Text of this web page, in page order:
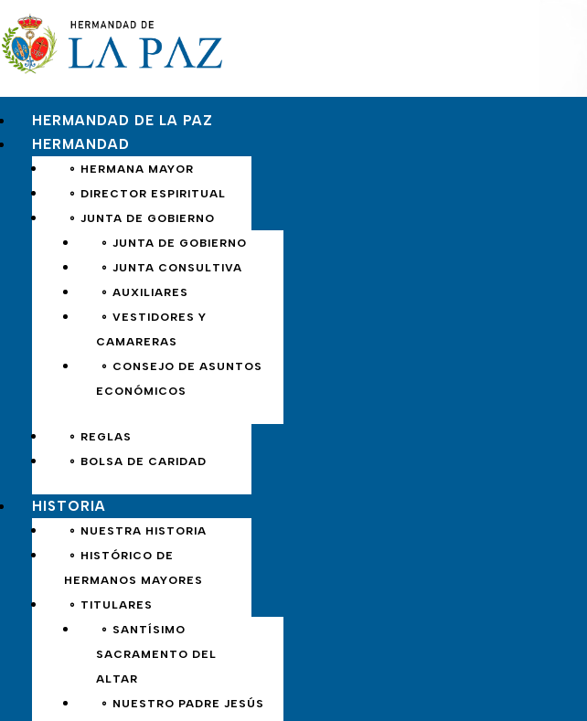
HERMANDAD DE LA PAZ
HERMANDAD
∘ HERMANA MAYOR
∘ DIRECTOR ESPIRITUAL
∘ JUNTA DE GOBIERNO
∘ JUNTA DE GOBIERNO
∘ JUNTA CONSULTIVA
∘ AUXILIARES
∘ VESTIDORES Y
CAMARERAS
∘ CONSEJO DE ASUNTOS
ECONÓMICOS
∘ REGLAS
∘ BOLSA DE CARIDAD
HISTORIA
∘ NUESTRA HISTORIA
∘ HISTÓRICO DE
HERMANOS MAYORES
∘ TITULARES
∘ SANTÍSIMO
SACRAMENTO DEL
ALTAR
∘ NUESTRO PADRE JESÚS